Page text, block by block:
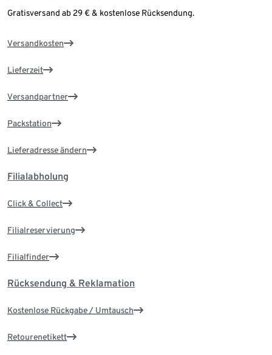
Gratisversand ab 29 € & kostenlose Rücksendung.
Versandkosten
Lieferzeit
Versandpartner
Packstation
Lieferadresse ändern
Filialabholung
Click & Collect
Filialreservierung
Filialfinder
Rücksendung & Reklamation
Kostenlose Rückgabe / Umtausch
Retourenetikett